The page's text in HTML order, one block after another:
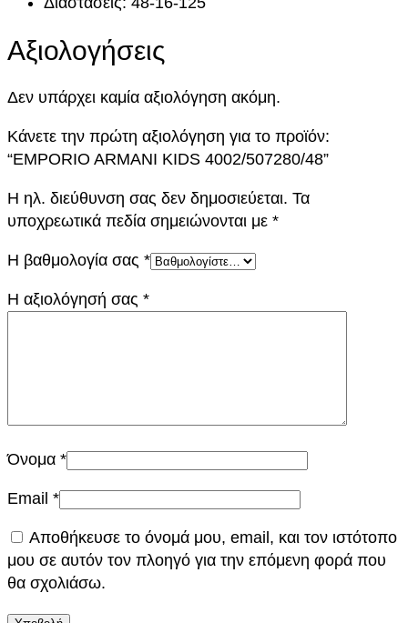
0
2
5
0
7
2
0
4
ό
η
τ
Αξιολογήσεις
Δεν υπάρχει καμία αξιολόγηση ακόμη.
Κάνετε την πρώτη αξιολόγηση για το προϊόν:
“EMPORIO ARMANI KIDS 4002/507280/48”
Η ηλ. διεύθυνση σας δεν δημοσιεύεται. Τα
υποχρεωτικά πεδία σημειώνονται με *
Η βαθμολογία σας *
Η αξιολόγησή σας *
Όνομα *
Email *
Αποθήκευσε το όνομά μου, email, και τον ιστότοπο
μου σε αυτόν τον πλοηγό για την επόμενη φορά που
θα σχολιάσω.